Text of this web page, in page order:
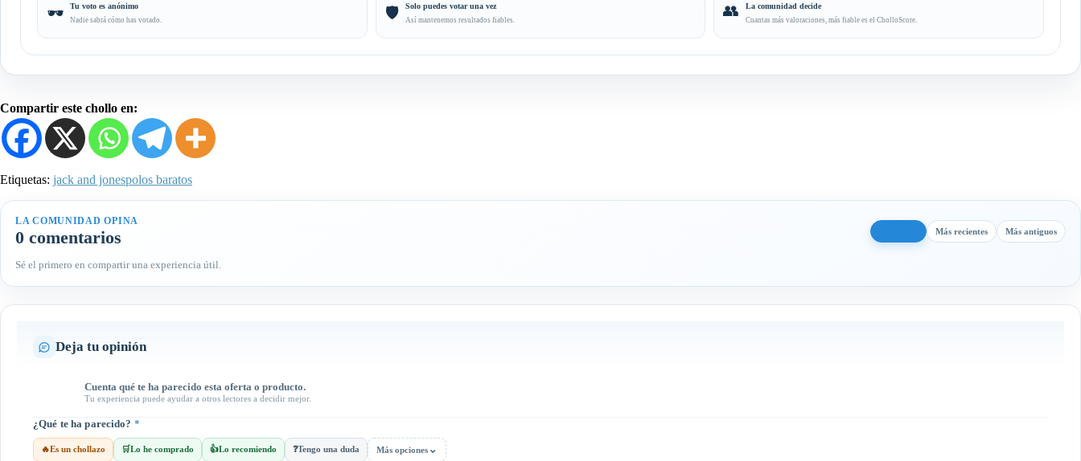
🕶️ Tu voto es anónimo
Nadie sabrá cómo has votado. 🛡️ Solo puedes votar una vez
Así mantenemos resultados fiables.
👥 La comunidad decide
Cuantas más valoraciones, más fiable es el CholloScore.
Compartir este chollo en:
Etiquetas: jack and jonespolos baratos
LA COMUNIDAD OPINA
0 comentarios Más recientes Más antiguos
Sé el primero en compartir una experiencia útil.
Deja tu opinión
Cuenta qué te ha parecido esta oferta o producto.
Tu experiencia puede ayudar a otros lectores a decidir mejor.
¿Qué te ha parecido? *
🔥Es un chollazo 🛒Lo he comprado 👍Lo recomiendo ❓Tengo una duda Más opciones ⌄